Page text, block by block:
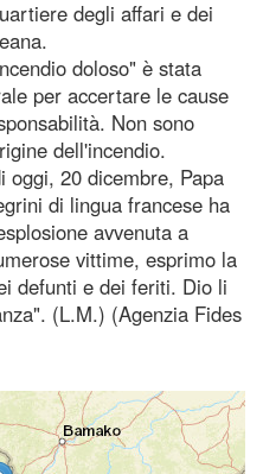
degli affari e dei
doloso" è stata
per accertare le cause
Non sono
dell'incendio.
oggi, 20 dicembre, Papa
di lingua francese ha
avvenuta a
vittime, esprimo la
defunti e dei feriti. Dio li
(L.M.) (Agenzia Fides